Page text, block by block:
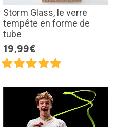
Storm Glass, le verre
tempête en forme de
tube
19,99€